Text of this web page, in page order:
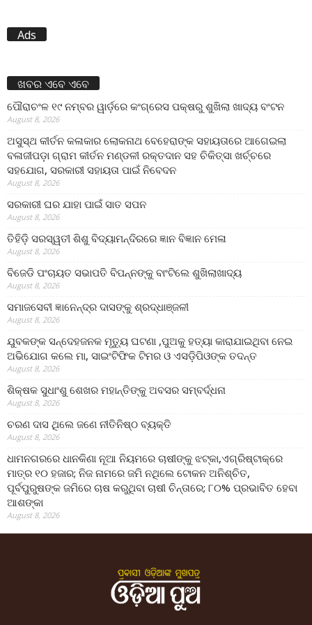
Ads
ଖବର ଏବେ ଏବେ
ପୌରାଚଂଳ ୧୯ ନମ୍ବର ୱାର୍ଡ଼ରେ କଂଗ୍ରେସ ପକ୍ଷରୁ ଶୁଖିଲା ଖାଦ୍ୟ ବଂଟନ
August 8, 2026
ଅସୁସ୍ଥ କୀର୍ତନ କଳାକାର ଲୋକନାଥ ବେହେରାଙ୍କ ସହାୟତାରେ ଆଗେଇଲା
ବଳାଜୀପଡ଼ା ଗ୍ରାମ କୀର୍ତନ ମଣ୍ଡଳୀ ରକ୍ତଦାନ ସହ ଚିକିତ୍ସା ଖର୍ଚ୍ଚରେ
ସହଯୋଗ, ସରକାରୀ ସହାୟତା ପାଇଁ ନିବେଦନ
August 8, 2026
ସରକାରୀ ଘର ଯାହା ପାଇଁ ସାତ ସପନ
August 8, 2026
ତିହିଡି଼ ସରସ୍ୱତୀ ଶିଶୁ ବିଦ୍ୟାମନ୍ଦିରରେ ଜ୍ଞାନ ବିଜ୍ଞାନ ମେଳା
August 8, 2026
ବିଜେଡି ପଂଚାୟତ ସଭାପତି ବିପନ୍ନଙ୍କୁ ବାଂଟିଲେ ଶୁଖିଲାଖାଦ୍ୟ
August 8, 2026
ସମାଜସେବୀ ଜ୍ଞାନେନ୍ଦ୍ର ଦାସଙ୍କୁ ଶ୍ରଦ୍ଧାଞ୍ଜଳୀ
August 8, 2026
ଯୁବକଙ୍କ ସନ୍ଦେହଜନକ ମୃତ୍ୟୁ ଘଟଣା ,ପୁଅକୁ ହତ୍ୟା କାରାଯାଇଥିବା ନେଇ
ଅଭିଯୋଗ କଲେ ମା, ସାଇଂଟିଫିକ ଟିମର ଓ ଏସଡ଼ିପିଓଙ୍କ ତଦନ୍ତ
August 8, 2026
ଶିକ୍ଷକ ସୁଧାଂଶୁ ଶେଖର ମହାନ୍ତିଙ୍କୁ ଅବସର ସମ୍ବର୍ଦ୍ଧନା
August 8, 2026
ଚରଣ ଦାସ ଥିଲେ ଜଣେ ନୀତିନିଷ୍ଠ ବ୍ୟକ୍ତି
August 8, 2026
ଧାମନଗରରେ ଧାନକିଣା ନୂଆ ନିୟମରେ ଚାଷୀଙ୍କୁ ଝଟ୍‌କା,ଏଗ୍ରିଷ୍ଟାକ୍‌ରେ
ମାତ୍ର ୧୦ ହଜାର; ନିଜ ନାମରେ ଜମି ନଥିଲେ ଟୋକନ ଅନିଶ୍ଚିତ,
ପୂର୍ବପୁରୁଷଙ୍କ ଜମିରେ ଚାଷ କରୁଥିବା ଚାଷୀ ଚିନ୍ତାରେ; ୮୦% ପ୍ରଭାବିତ ହେବା
ଆଶଙ୍କା
August 8, 2026